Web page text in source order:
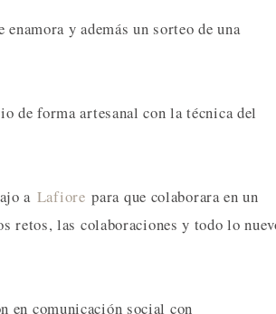
y además un sorteo de una
de forma artesanal con la técnica del
a Lafiore para que colaborara en un
retos, las colaboraciones y todo lo
en comunicación social con